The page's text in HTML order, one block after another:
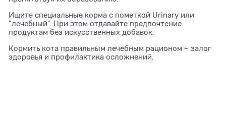
Ищите специальные корма с пометкой Urinary или
"лечебный". При этом отдавайте предпочтение
продуктам без искусственных добавок.
Кормить кота правильным лечебным рационом – залог
здоровья и профилактика осложнений.